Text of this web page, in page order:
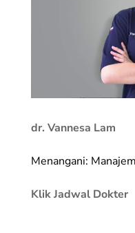
dr. Vannesa Lam
Menangani:
Klik Jadwal Dokter